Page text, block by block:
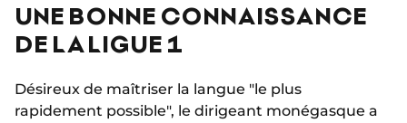
UNE BONNE CONNAISSANCE
DE LA LIGUE 1
Désireux de maîtriser la langue "le plus
rapidement possible", le dirigeant monégasque a